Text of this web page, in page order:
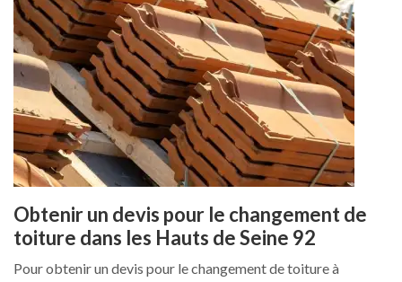
Obtenir un devis pour le changement de
toiture dans les Hauts de Seine 92
Pour obtenir un devis pour le changement de toiture à